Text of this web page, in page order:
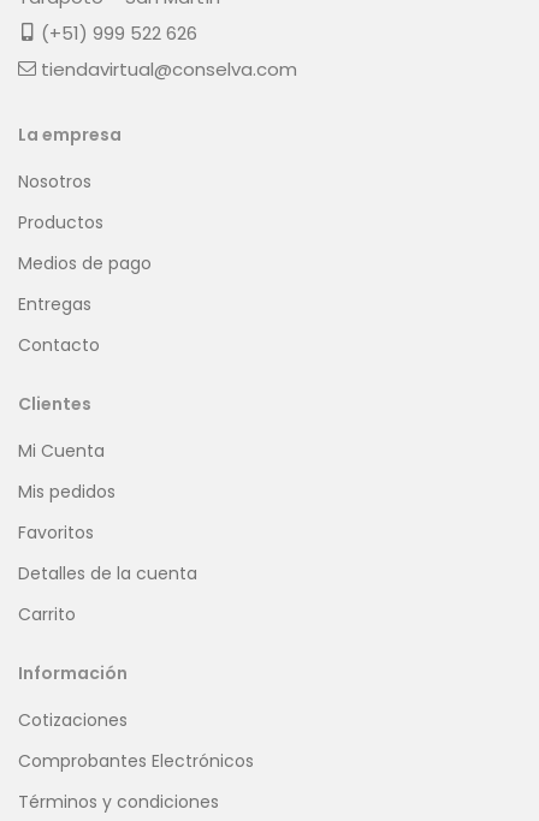
(+51) 999 522 626
tiendavirtual@conselva.com
La empresa
Nosotros
Productos
Medios de pago
Entregas
Contacto
Clientes
Mi Cuenta
Mis pedidos
Favoritos
Detalles de la cuenta
Carrito
Información
Cotizaciones
Comprobantes Electrónicos
Términos y condiciones